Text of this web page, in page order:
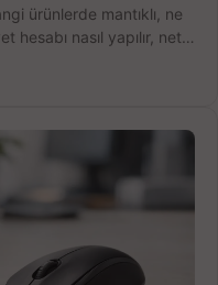
ürünlerde mantıklı, ne
nasıl yapılır, net